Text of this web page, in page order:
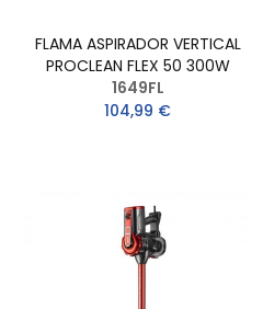
FLAMA ASPIRADOR VERTICAL
PROCLEAN FLEX 50 300W
1649FL
104,99 €